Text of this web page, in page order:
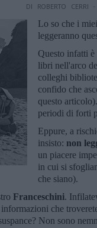
DI ROBERTO CERRI
Lo so che i
leggeranno
Questo infatti
libri nell'arco
colleghi
confido che
questo
periodi di forti
Eppure, a
insisto: non
un piacere
in cui si
che siano).
Franceschini.
che
Non sono